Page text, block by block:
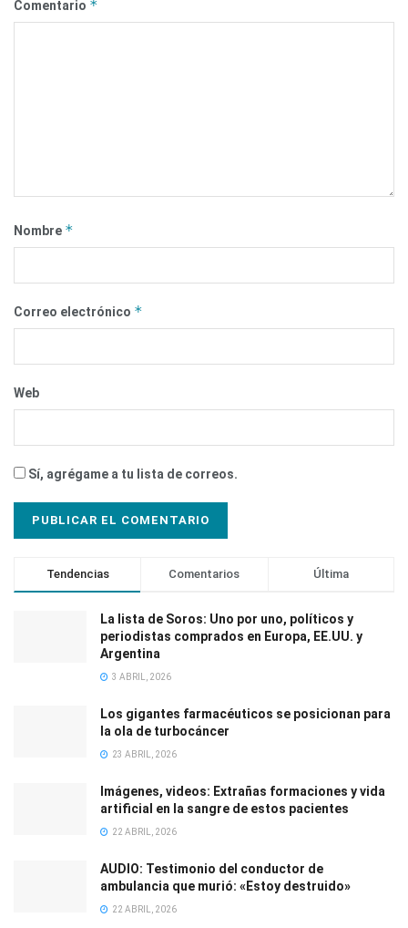
Comentario *
Nombre *
Correo electrónico *
Web
Sí, agrégame a tu lista de correos.
Tendencias Comentarios Última
La lista de Soros: Uno por uno, políticos y
periodistas comprados en Europa, EE.UU. y
Argentina
3 ABRIL, 2026
Los gigantes farmacéuticos se posicionan para
la ola de turbocáncer
23 ABRIL, 2026
Imágenes, videos: Extrañas formaciones y vida
artificial en la sangre de estos pacientes
22 ABRIL, 2026
AUDIO: Testimonio del conductor de
ambulancia que murió: «Estoy destruido»
22 ABRIL, 2026